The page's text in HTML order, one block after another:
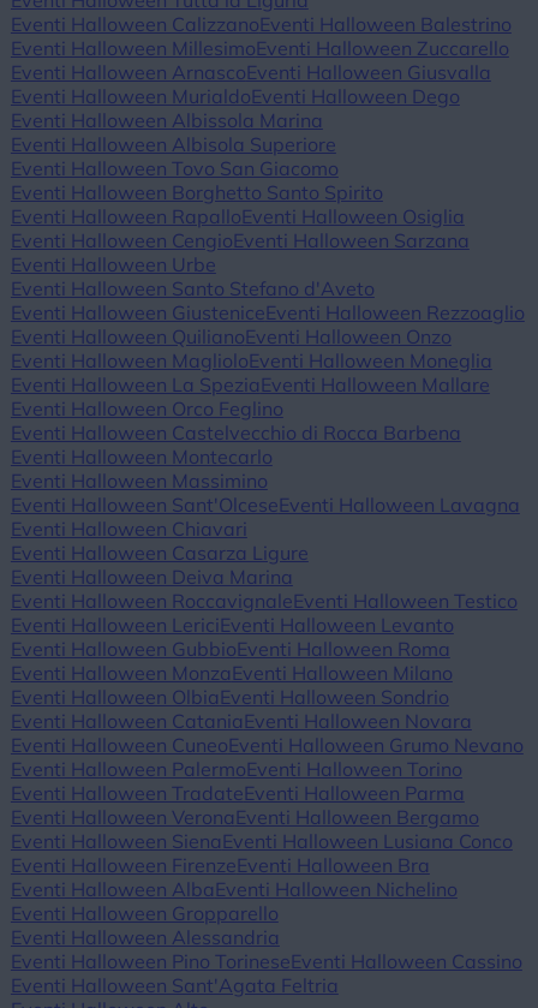
Eventi Halloween CalizzanoEventi Halloween Balestrino
Eventi Halloween MillesimoEventi Halloween Zuccarello
Eventi Halloween ArnascoEventi Halloween Giusvalla
Eventi Halloween MurialdoEventi Halloween Dego
Eventi Halloween Albissola Marina
Eventi Halloween Albisola Superiore
Eventi Halloween Tovo San Giacomo
Eventi Halloween Borghetto Santo Spirito
Eventi Halloween RapalloEventi Halloween Osiglia
Eventi Halloween CengioEventi Halloween Sarzana
Eventi Halloween Urbe
Eventi Halloween Santo Stefano d'Aveto
Eventi Halloween GiusteniceEventi Halloween Rezzoaglio
Eventi Halloween QuilianoEventi Halloween Onzo
Eventi Halloween MaglioloEventi Halloween Moneglia
Eventi Halloween La Spezia Eventi Halloween Mallare
Eventi Halloween Orco Feglino
Eventi Halloween Castelvecchio di Rocca Barbena
Eventi Halloween Montecarlo
Eventi Halloween Massimino
Eventi Halloween Sant'OlceseEventi Halloween Lavagna
Eventi Halloween Chiavari
Eventi Halloween Casarza Ligure
Eventi Halloween Deiva Marina
Eventi Halloween RoccavignaleEventi Halloween Testico
Eventi Halloween LericiEventi Halloween Levanto
Eventi Halloween GubbioEventi Halloween Roma
Eventi Halloween Monza Eventi Halloween Milano
Eventi Halloween Olbia Eventi Halloween Sondrio
Eventi Halloween Catania Eventi Halloween Novara
Eventi Halloween CuneoEventi Halloween Grumo Nevano
Eventi Halloween PalermoEventi Halloween Torino
Eventi Halloween TradateEventi Halloween Parma
Eventi Halloween Verona Eventi Halloween Bergamo
Eventi Halloween Siena Eventi Halloween Lusiana Conco
Eventi Halloween FirenzeEventi Halloween Bra
Eventi Halloween Alba Eventi Halloween Nichelino
Eventi Halloween Gropparello
Eventi Halloween Alessandria
Eventi Halloween Pino TorineseEventi Halloween Cassino
Eventi Halloween Sant'Agata Feltria